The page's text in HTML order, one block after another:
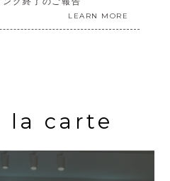
LEARN MORE
la carte